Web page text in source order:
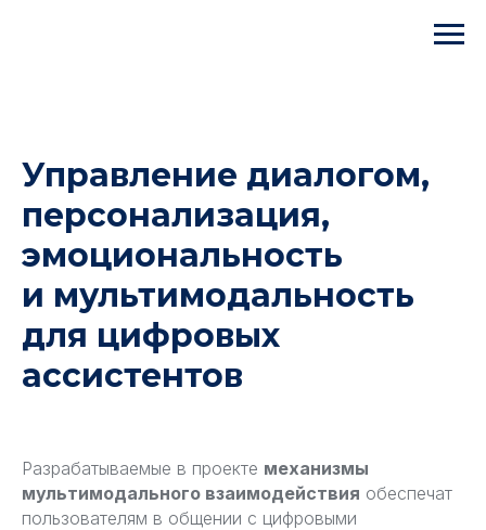
Управление диалогом,
персонализация,
эмоциональность
и мультимодальность
для цифровых
ассистентов
Разрабатываемые в проекте механизмы
мультимодального взаимодействия обеспечат
пользователям в общении с цифровыми